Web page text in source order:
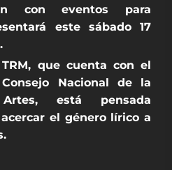
con eventos para
este sábado 17
que cuenta con el
Consejo Nacional de la
está pensada
el género lírico a